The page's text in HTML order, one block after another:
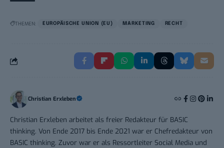
THEMEN: EUROPÄISCHE UNION (EU) MARKETING RECHT
Christian Erxleben
Christian Erxleben arbeitet als freier Redakteur für BASIC
thinking. Von Ende 2017 bis Ende 2021 war er Chefredakteur von
BASIC thinking. Zuvor war er als Ressortleiter Social Media und